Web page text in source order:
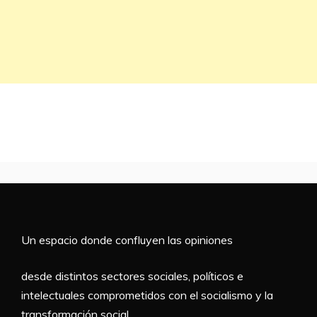
Un espacio donde confluyen las opiniones
desde distintos sectores sociales, políticos e
intelectuales comprometidos con el socialismo y la
transformación social.